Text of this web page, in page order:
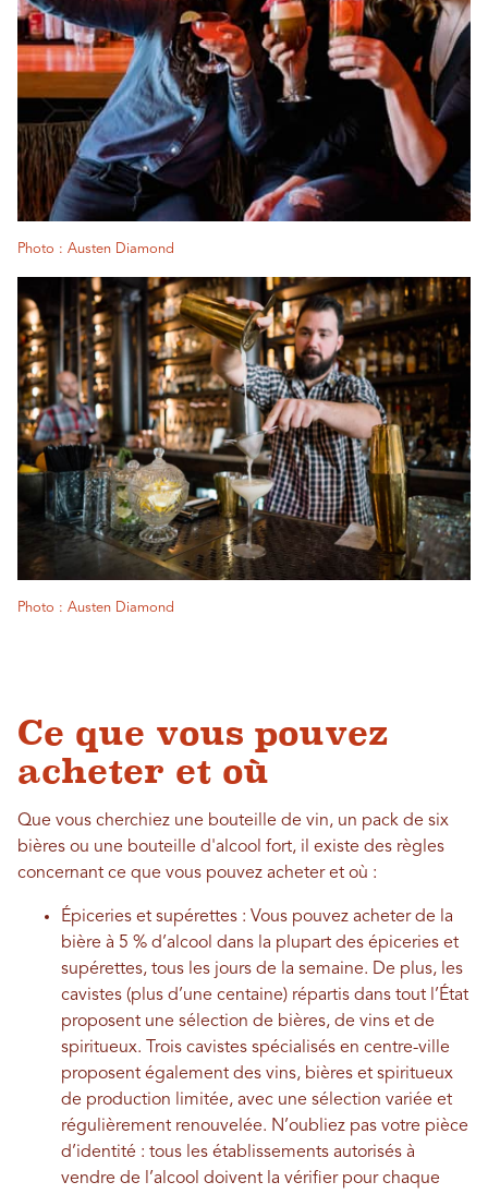
Photo : Austen Diamond
Photo : Austen Diamond
Ce que vous pouvez
acheter et où
Que vous cherchiez une bouteille de vin, un pack de six
bières ou une bouteille d'alcool fort, il existe des règles
concernant ce que vous pouvez acheter et où :
Épiceries et supérettes : Vous pouvez acheter de la
bière à 5 % d’alcool dans la plupart des épiceries et
supérettes, tous les jours de la semaine. De plus, les
cavistes (plus d’une centaine) répartis dans tout l’État
proposent une sélection de bières, de vins et de
spiritueux. Trois cavistes spécialisés en centre-ville
proposent également des vins, bières et spiritueux
de production limitée, avec une sélection variée et
régulièrement renouvelée. N’oubliez pas votre pièce
d’identité : tous les établissements autorisés à
vendre de l’alcool doivent la vérifier pour chaque